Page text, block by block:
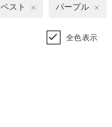
ベスト パープル
全色表示